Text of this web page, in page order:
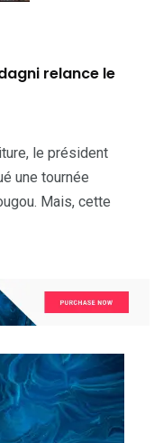
relance le
le président
une tournée
Mais, cette